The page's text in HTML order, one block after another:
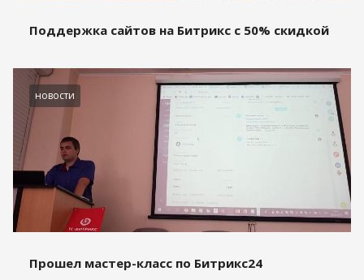
Поддержка сайтов на Битрикс с 50% скидкой
новости
Прошел мастер-класс по Битрикс24